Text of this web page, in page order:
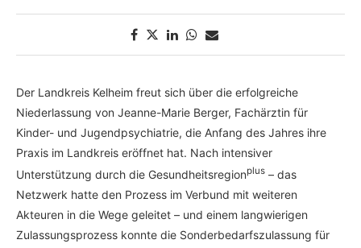
Der Landkreis Kelheim freut sich über die erfolgreiche
Niederlassung von Jeanne-Marie Berger, Fachärztin für
Kinder- und Jugendpsychiatrie, die Anfang des Jahres ihre
Praxis im Landkreis eröffnet hat. Nach intensiver
Unterstützung durch die Gesundheitsregionplus – das
Netzwerk hatte den Prozess im Verbund mit weiteren
Akteuren in die Wege geleitet – und einem langwierigen
Zulassungsprozess konnte die Sonderbedarfszulassung für